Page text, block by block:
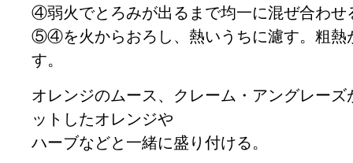
④弱火でとろみが出るまで均一に混ぜ合わせ
⑤④を火からおろし、熱いうちに濾す。粗熱
す。
オレンジのムース、クレーム・アングレー
ットしたオレンジや
ハーブなどと一緒に盛り付ける。